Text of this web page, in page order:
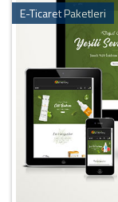
E-Ticaret Paketleri